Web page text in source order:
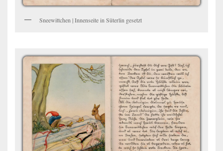
Sneewittchen | Innenseite in Süterlin gesetzt